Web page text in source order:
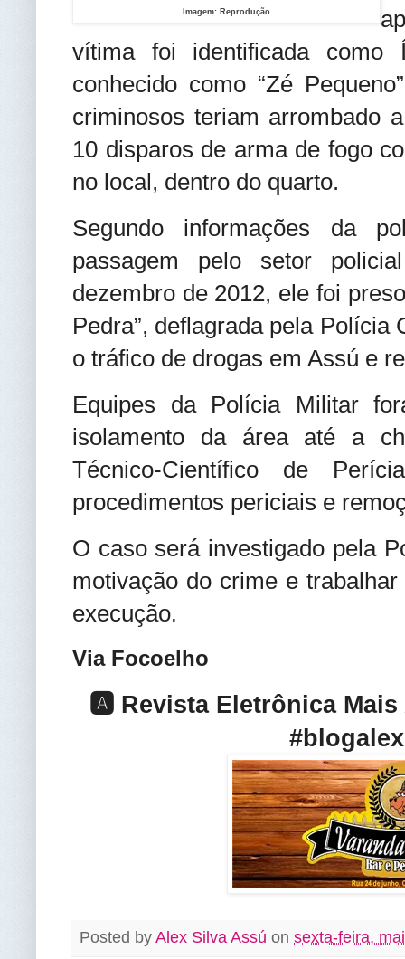
Imagem: Reprodução
vítima foi identificada como
conhecido como “Zé
criminosos teriam arrombado
10 disparos de arma de fogo
no local, dentro do quarto.
Segundo informações da
passagem pelo setor
dezembro de 2012, ele foi
Pedra”, deflagrada pela
o tráfico de drogas em Assú e
Equipes da Polícia Militar
isolamento da área até a
Técnico-Científico de
procedimentos periciais e
O caso será investigado pela
motivação do crime e
execução.
Via Focoelho
🅰️ Revista Eletrônica
Posted by Alex Silva Assú on sexta-feira,